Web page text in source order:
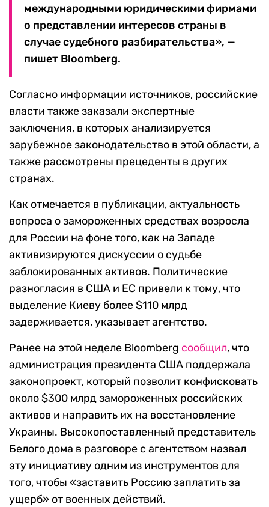
международными юридическими фирмами
о представлении интересов страны в
случае судебного разбирательства», —
пишет Bloomberg.
Согласно информации источников, российские
власти также заказали экспертные
заключения, в которых анализируется
зарубежное законодательство в этой области, а
также рассмотрены прецеденты в других
странах.
Как отмечается в публикации, актуальность
вопроса о замороженных средствах возросла
для России на фоне того, как на Западе
активизируются дискуссии о судьбе
заблокированных активов. Политические
разногласия в США и ЕС привели к тому, что
выделение Киеву более $110 млрд
задерживается, указывает агентство.
Ранее на этой неделе Bloomberg сообщил, что
администрация президента США поддержала
законопроект, который позволит конфисковать
около $300 млрд замороженных российских
активов и направить их на восстановление
Украины. Высокопоставленный представитель
Белого дома в разговоре с агентством назвал
эту инициативу одним из инструментов для
того, чтобы «заставить Россию заплатить за
ущерб» от военных действий.